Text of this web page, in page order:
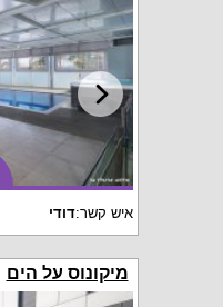
איש קשר:דודי
מיקונוס על הים